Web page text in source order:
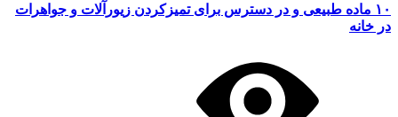
۱۰ ماده طبیعی و در دسترس برای تمیزکردن زیورآلات و جواهرات
در خانه